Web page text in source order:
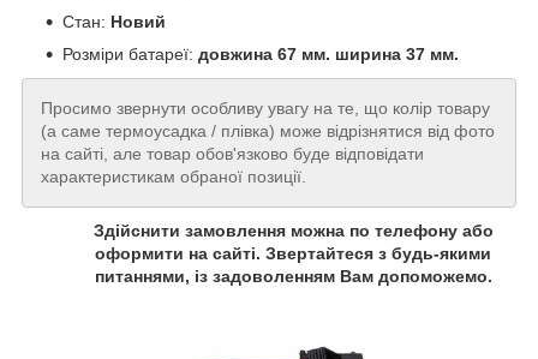
Стан: Новий
Розміри батареї: довжина 67 мм. ширина 37 мм.
Просимо звернути особливу увагу на те, що колір товару
(а саме термоусадка / плівка) може відрізнятися від фото
на сайті, але товар обов'язково буде відповідати
характеристикам обраної позиції.
Здійснити замовлення можна по телефону або
оформити на сайті. Звертайтеся з будь-якими
питаннями, із задоволенням Вам допоможемо.